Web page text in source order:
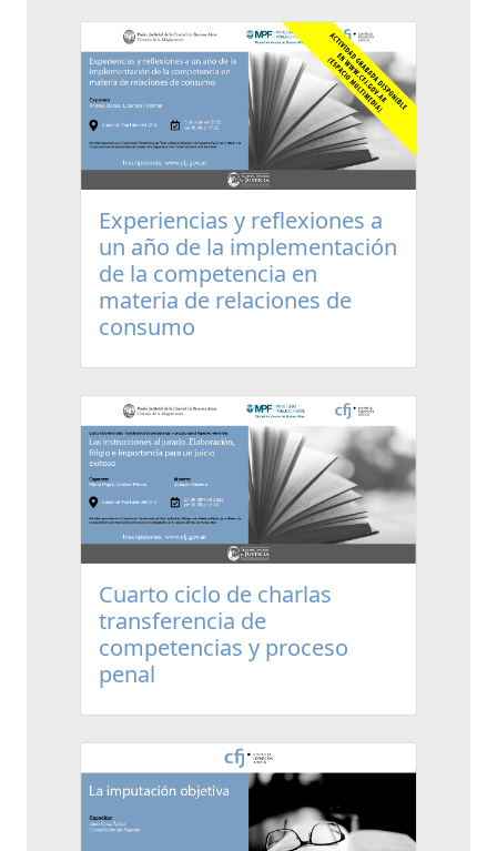
Experiencias y reflexiones a
un año de la implementación
de la competencia en
materia de relaciones de
consumo
Cuarto ciclo de charlas
transferencia de
competencias y proceso
penal